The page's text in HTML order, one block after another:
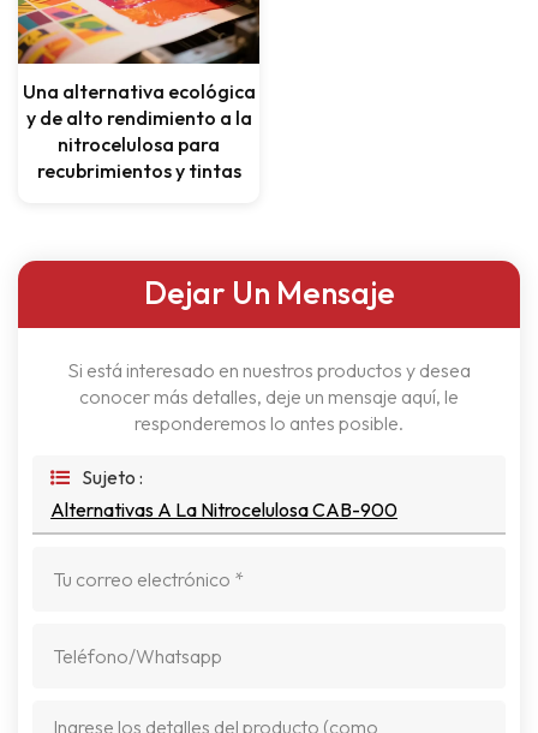
Una alternativa ecológica
y de alto rendimiento a la
nitrocelulosa para
recubrimientos y tintas
Dejar Un Mensaje
Si está interesado en nuestros productos y desea
conocer más detalles, deje un mensaje aquí, le
responderemos lo antes posible.
Sujeto :
Alternativas A La Nitrocelulosa CAB-900